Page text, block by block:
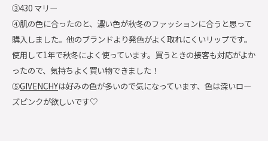
③430 マリー
④肌の色に合ったのと、濃い色が秋冬のファッションに合うと思って
購入しました。他のブランドより発色がよく取れにくいリップです。
使用して1年で秋冬によく使っています。買うときの接客も対応がよか
ったので、気持ちよく買い物できました！
⑤GIVENCHYは好みの色が多いので気になっています、色は深いロー
ズピンクが欲しいです♡